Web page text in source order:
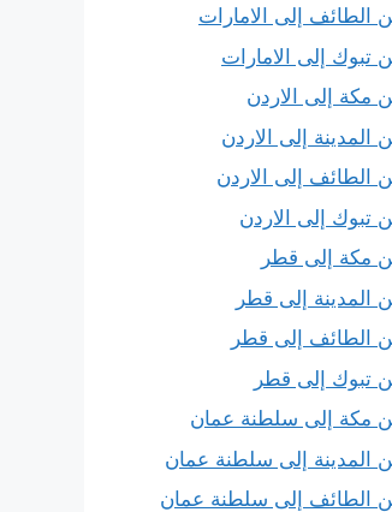
الطائف إلى الامارات
تبوك إلى الامارات
مكة إلى الاردن
إلى الاردن
الطائف إلى الاردن
تبوك إلى الاردن
مكة إلى قطر
المدينة إلى قطر
الطائف إلى قطر
تبوك إلى قطر
مكة إلى سلطنة عمان
المدينة إلى سلطنة عمان
الطائف إلى سلطنة عمان